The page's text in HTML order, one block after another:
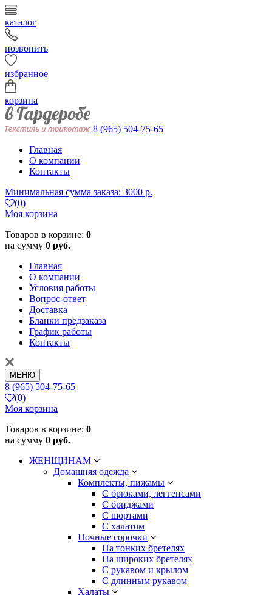
каталог
позвонить
избранное
корзина
8 (965) 504-75-65
Главная
О компании
Контакты
Минимальная сумма заказа: 3000 р.
(0)
Моя корзина
Товаров в корзине: 0
на сумму 0 руб.
Главная
О компании
Условия работы
Вопрос-ответ
Доставка
Бланки предзаказа
График работы
Контакты
МЕНЮ
8 (965) 504-75-65
(0)
Моя корзина
Товаров в корзине: 0
на сумму 0 руб.
ЖЕНЩИНАМ
Домашняя одежда
Комплекты, пижамы
С брюками, леггенсами
С бриджами
С шортами
С халатом
Ночные сорочки
На тонких бретелях
На широких бретелях
С рукавом и крылом
С длинным рукавом
Халаты